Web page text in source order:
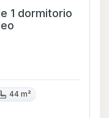
1 dormitorio
44 m²